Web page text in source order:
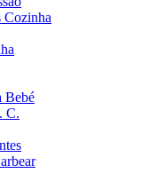
Cozinha
Bebé
C.